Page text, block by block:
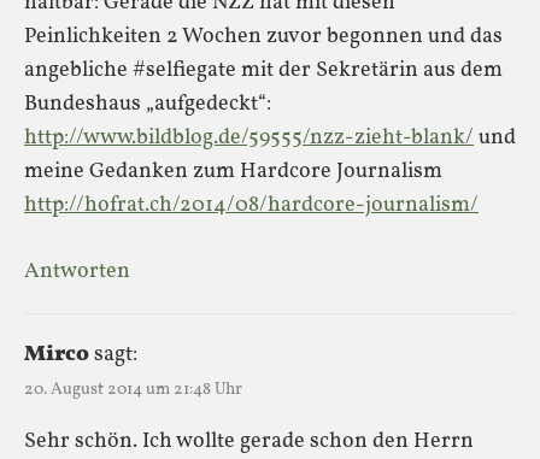
Peinlichkeiten 2 Wochen zuvor begonnen und das
angebliche #selfiegate mit der Sekretärin aus dem
Bundeshaus „aufgedeckt“:
http://www.bildblog.de/59555/nzz-zieht-blank/und
meine Gedanken zum Hardcore Journalism
http://hofrat.ch/2014/08/hardcore-journalism/
Antworten
Mircosagt:
20. August 2014 um 21:48 Uhr
Sehr schön. Ich wollte gerade schon den Herrn